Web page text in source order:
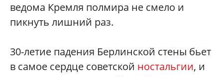
ведома Кремля полмира не смело и
пикнуть лишний раз.
30-летие падения Берлинской стены бьет
в самое сердце советской ностальгии, и